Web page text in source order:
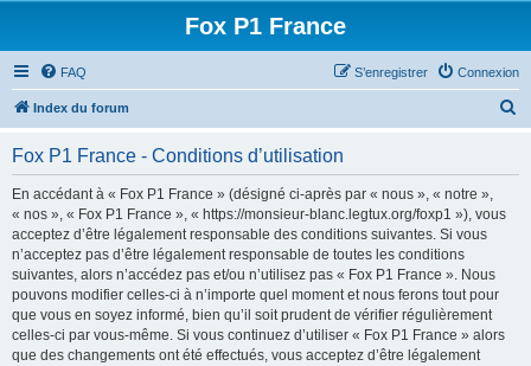
Fox P1 France
FAQ Connexion
S’enregistrer
Index du forum
Fox P1 France - Conditions d’utilisation
En accédant à « Fox P1 France » (désigné ci-après par « nous », « notre »,
« nos », « Fox P1 France », « https://monsieur-blanc.legtux.org/foxp1 »), vous
acceptez d’être légalement responsable des conditions suivantes. Si vous
n’acceptez pas d’être légalement responsable de toutes les conditions
suivantes, alors n’accédez pas et/ou n’utilisez pas « Fox P1 France ». Nous
pouvons modifier celles-ci à n’importe quel moment et nous ferons tout pour
que vous en soyez informé, bien qu’il soit prudent de vérifier régulièrement
celles-ci par vous-même. Si vous continuez d’utiliser « Fox P1 France » alors
que des changements ont été effectués, vous acceptez d’être légalement